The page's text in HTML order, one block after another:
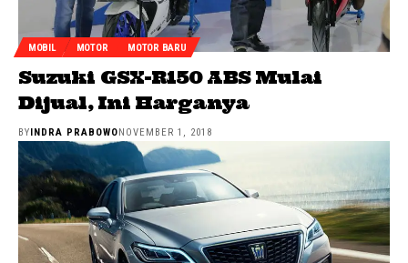
MOBIL MOTOR MOTOR BARU
Suzuki GSX-R150 ABS Mulai
Dijual, Ini Harganya
BY INDRA PRABOWO NOVEMBER 1, 2018